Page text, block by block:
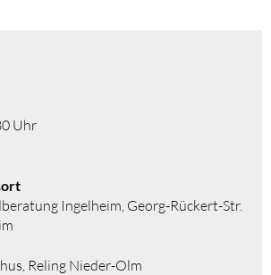
Uhr
Ingelheim, Georg-Rückert-Str.
Reling Nieder-Olm